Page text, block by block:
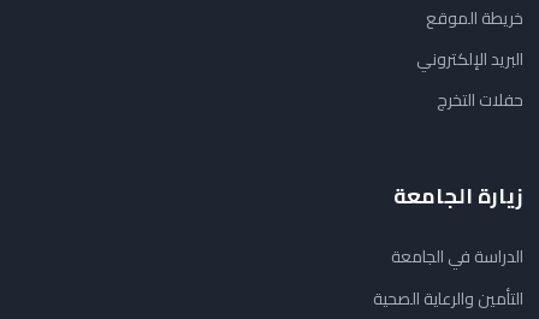
خريطة الموقع
البريد الإلكتروني
حفلات التخرج
زيارة الجامعة
الدراسة في الجامعة
التأمين والرعاية الصحية